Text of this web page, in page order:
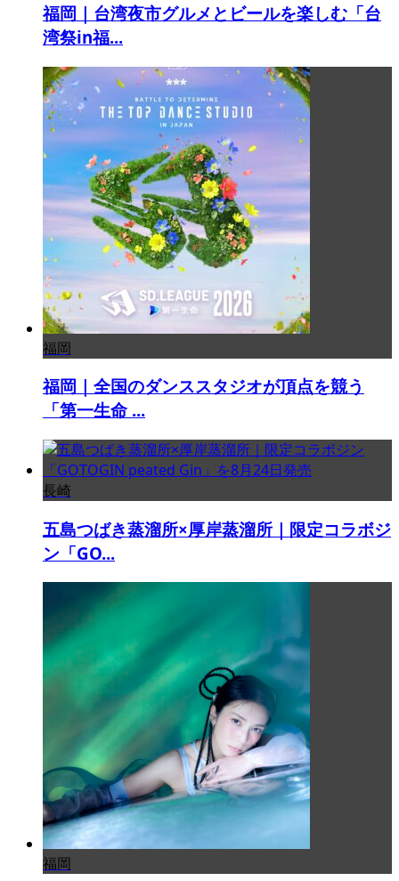
福岡｜台湾夜市グルメとビールを楽しむ「台
湾祭in福...
福岡
福岡｜全国のダンススタジオが頂点を競う
「第一生命 ...
長崎
五島つばき蒸溜所×厚岸蒸溜所｜限定コラボジ
ン「GO...
福岡